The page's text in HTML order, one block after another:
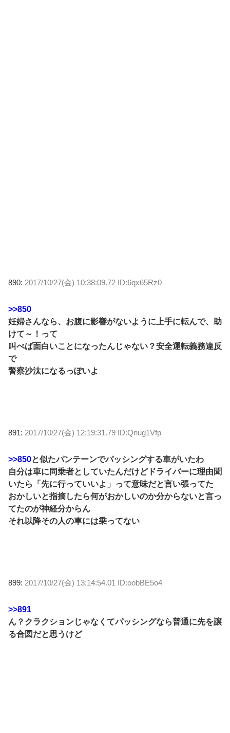
890: 2017/10/27(金) 10:38:09.72 ID:6qx65Rz0
>>850
妊婦さんなら、お腹に影響がないように上手に転んで、助
けて～！って
叫べば面白いことになったんじゃない？安全運転義務違反
で
警察沙汰になるっぽいよ
891: 2017/10/27(金) 12:19:31.79 ID:Qnug1Vfp
>>850と似たパンテーンでパッシングする車がいたわ
自分は車に同乗者としていたんだけどドライバーに理由聞
いたら「先に行っていいよ」って意味だと言い張ってた
おかしいと指摘したら何がおかしいのか分からないと言っ
てたのが神経分からん
それ以降その人の車には乗ってない
899: 2017/10/27(金) 13:14:54.01 ID:oobBE5o4
>>891
ん？クラクションじゃなくてパッシングなら普通に先を譲
る合図だと思うけど